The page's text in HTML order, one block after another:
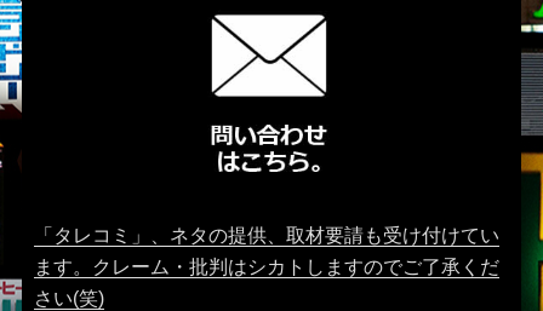
「タレコミ」、ネタの提供、取材要請も受け付けてい
ます。クレーム・批判はシカトしますのでご了承くだ
さい(笑)